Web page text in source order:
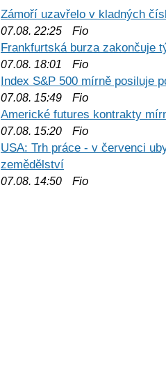
Zámoří uzavřelo v kladných
07.08. 22:25 Fio
Frankfurtská burza zakončuje
07.08. 18:01
Fio
Index S&P 500 mírně posiluje
07.08. 15:49 Fio
Americké futures kontrakty
07.08. 15:20 Fio
USA: Trh práce - v červenci
zemědělství
07.08. 14:50 Fio